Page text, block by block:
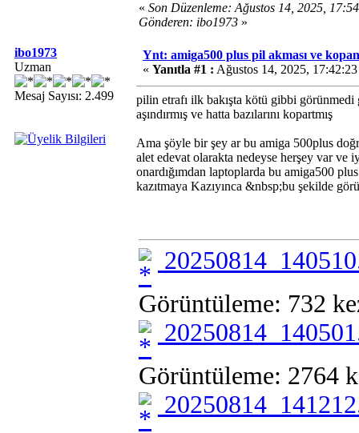
« Son Düzenleme: Ağustos 14, 2025,
Gönderen: ibo1973 »
ibo1973
Uzman
Mesaj Sayısı: 2.499
Ynt: amiga500 plus pil akması ve
« Yanıtla #1 : Ağustos 14, 2025,
pilin etrafı ilk bakışta kötü gibbi görünmedi
aşındırmış ve hatta bazılarını kopartmış
Ama şöyle bir şey ar bu amiga 500plus
alet edevat olarakta nedeyse herşey var ve
onardığımdan laptoplarda bu amiga500
kazıtmaya Kazıyınca &nbsp;bu şekilde
Görüntüleme: 732
Görüntüleme: 2764